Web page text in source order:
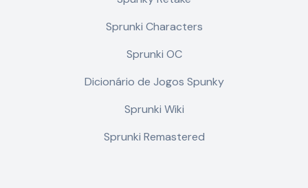
Sprunki Characters
Sprunki OC
Dicionário de Jogos Spunky
Sprunki Wiki
Sprunki Remastered